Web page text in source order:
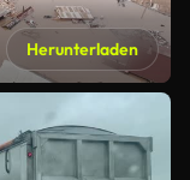
Herunterladen